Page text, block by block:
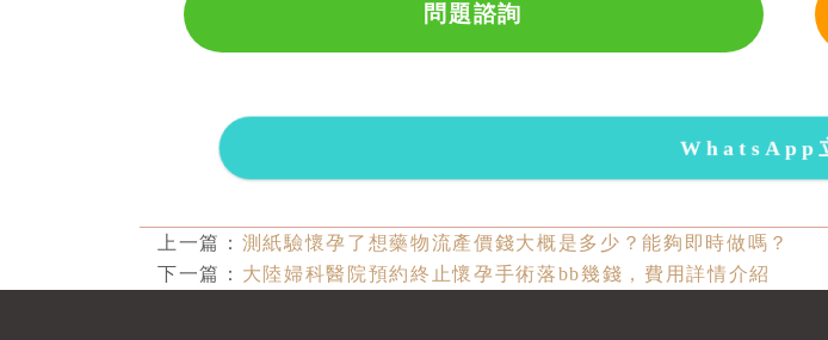
問題諮詢
WhatsApp
上一篇： 測紙驗懷孕了想藥物流產價錢大概是多少？能夠即時做嗎？
下一篇： 大陸婦科醫院預約終止懷孕手術落bb幾錢，費用詳情介紹